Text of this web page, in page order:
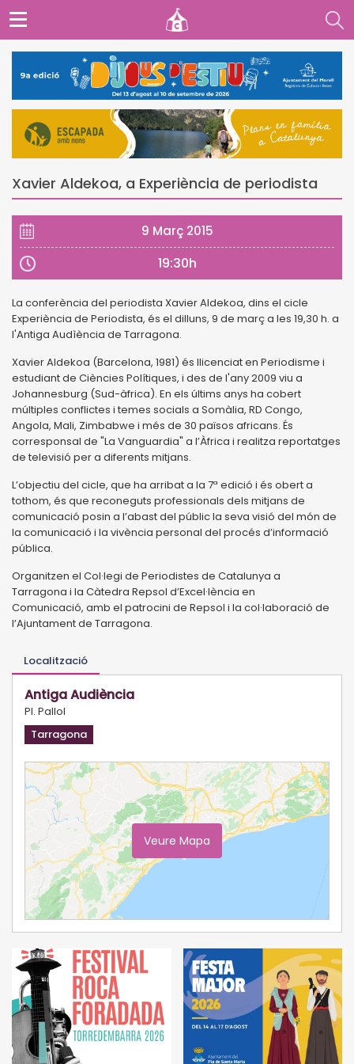
Xavier Aldekoa, a Experiència de periodista
9 Març 2015
19:30h
La conferència del periodista Xavier Aldekoa, dins el cicle
Experiència de Periodista, és el dilluns, 9 de març a les 19,30 h. a
l'Antiga Audìència de Tarragona.
Xavier Aldekoa (Barcelona, 1981) és llicenciat en Periodisme i
estudiant de Ciències Polítiques, i des de l'any 2009 viu a
Johannesburg (Sud-àfrica). En els últims anys ha cobert
múltiples conflictes i temes socials a Somàlia, RD Congo,
Angola, Mali, Zimbabwe i més de 30 països africans. És
corresponsal de "La Vanguardia" a l’Àfrica i realitza reportatges
de televisió per a diferents mitjans.
L’objectiu del cicle, que ha arribat a la 7ª edició i és obert a
tothom, és que reconeguts professionals dels mitjans de
comunicació posin a l’abast del públic la seva visió del món de
la comunicació i la vivència personal del procés d’informació
pública.
Organitzen el Col·legi de Periodistes de Catalunya a
Tarragona i la Càtedra Repsol d’Excel·lència en
Comunicació, amb el patrocini de Repsol i la col·laboració de
l’Ajuntament de Tarragona.
Localització
Antiga Audiència
Pl. Pallol
Tarragona
Veure Mapa